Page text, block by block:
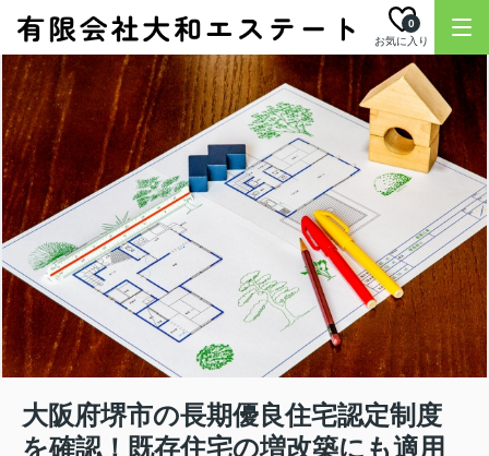
お気に入り
0
大阪府堺市の長期優良住宅認定制度
を確認！既存住宅の増改築にも適用